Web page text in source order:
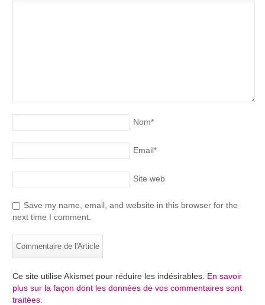
Nom*
Email*
Site web
Save my name, email, and website in this browser for the
next time I comment.
Ce site utilise Akismet pour réduire les indésirables. En savoir
plus sur la façon dont les données de vos commentaires sont
traitées